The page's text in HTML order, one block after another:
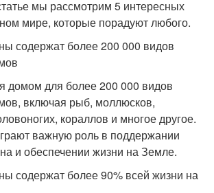
мы рассмотрим 5 интересных
мире, которые порадуют любого.
содержат более 200 000 видов
домом для более 200 000 видов
включая рыб, моллюсков,
кораллов и многое другое.
важную роль в поддержании
и обеспечении жизни на Земле.
содержат более 90% всей жизни на